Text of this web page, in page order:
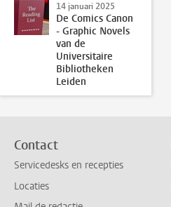
14 januari 2025
De Comics Canon
- Graphic Novels
van de
Universitaire
Bibliotheken
Leiden
Contact
Servicedesks en recepties
Locaties